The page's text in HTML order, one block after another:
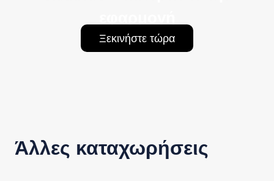
Ξεκινήστε τώρα
Άλλες καταχωρήσεις